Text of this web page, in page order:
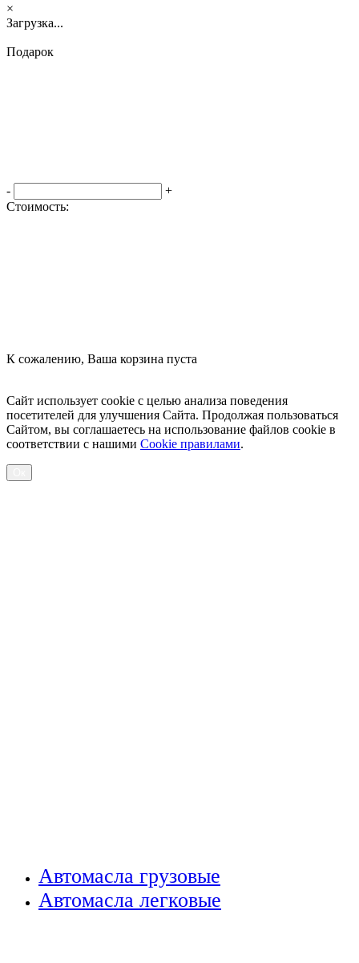
×
Загрузка...
Подарок
-
+
Стоимость:
К сожалению, Ваша корзина пуста
Сайт использует cookie с целью анализа поведения
посетителей для улучшения Сайта. Продолжая пользоваться
Сайтом, вы соглашаетесь на использование файлов cookie в
соответствии с нашими Cookiе правилами.
Автомасла грузовые
Автомасла легковые